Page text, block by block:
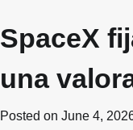
SpaceX
una
Posted on June 4,